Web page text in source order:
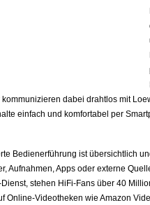
kommunizieren dabei drahtlos mit
einfach und komfortabel per
Bedienerführung ist übersichtlich
Aufnahmen, Apps oder externe
stehen HiFi-Fans über 40
Online-Videotheken wie Amazon